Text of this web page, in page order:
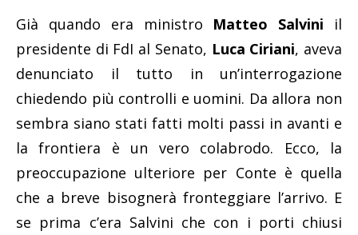
Già quando era ministro Matteo Salvini il
presidente di FdI al Senato, Luca Ciriani, aveva
denunciato il tutto in un’interrogazione
chiedendo più controlli e uomini. Da allora non
sembra siano stati fatti molti passi in avanti e
la frontiera è un vero colabrodo. Ecco, la
preoccupazione ulteriore per Conte è quella
che a breve bisognerà fronteggiare l’arrivo. E
se prima c’era Salvini che con i porti chiusi